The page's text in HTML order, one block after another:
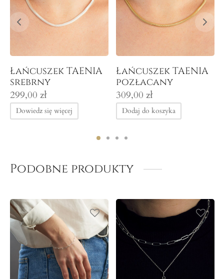
Łańcuszek TAENIA
srebrny
299,00 zł
Dowiedz się więcej
Łańcuszek TAENIA
pozłacany
309,00 zł
Dodaj do koszyka
Podobne produkty